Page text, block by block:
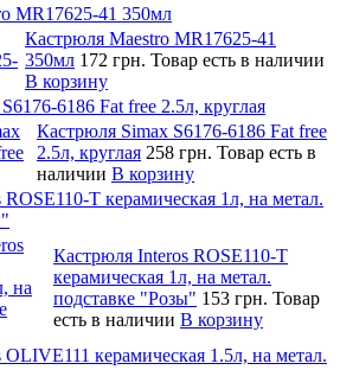
MR17625-41 350мл
Кастрюля Maestro MR17625-41
350мл 172 грн. Товар есть в наличии
В корзину
6186 Fat free 2.5л, круглая
Кастрюля Simax S6176-6186 Fat free
2.5л, круглая 258 грн. Товар есть в
наличии В корзину
T керамическая 1л, на метал.
Кастрюля Interos ROSE110-T
керамическая 1л, на метал.
подставке "Розы" 153 грн. Товар
есть в наличии В корзину
керамическая 1.5л, на метал.